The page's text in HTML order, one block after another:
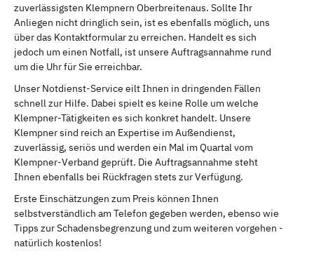
zuverlässigsten Klempnern Oberbreitenaus. Sollte Ihr
Anliegen nicht dringlich sein, ist es ebenfalls möglich, uns
über das Kontaktformular zu erreichen. Handelt es sich
jedoch um einen Notfall, ist unsere Auftragsannahme rund
um die Uhr für Sie erreichbar.
Unser Notdienst-Service eilt Ihnen in dringenden Fällen
schnell zur Hilfe. Dabei spielt es keine Rolle um welche
Klempner-Tätigkeiten es sich konkret handelt. Unsere
Klempner sind reich an Expertise im Außendienst,
zuverlässig, seriös und werden ein Mal im Quartal vom
Klempner-Verband geprüft. Die Auftragsannahme steht
Ihnen ebenfalls bei Rückfragen stets zur Verfügung.
Erste Einschätzungen zum Preis können Ihnen
selbstverständlich am Telefon gegeben werden, ebenso wie
Tipps zur Schadensbegrenzung und zum weiteren vorgehen -
natürlich kostenlos!